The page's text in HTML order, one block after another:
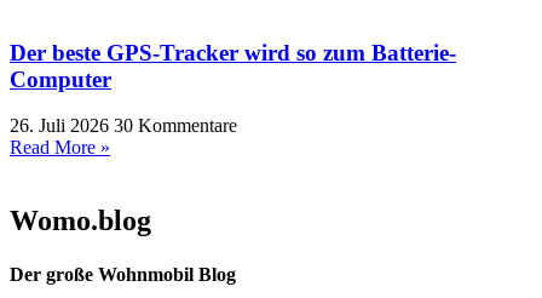
Der beste GPS-Tracker wird so zum Batterie-
Computer
26. Juli 2026 30 Kommentare
Read More »
Womo.blog
Der große Wohnmobil Blog​